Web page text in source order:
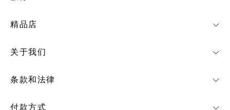
付款方式
精品店
关于我们
条款和法律